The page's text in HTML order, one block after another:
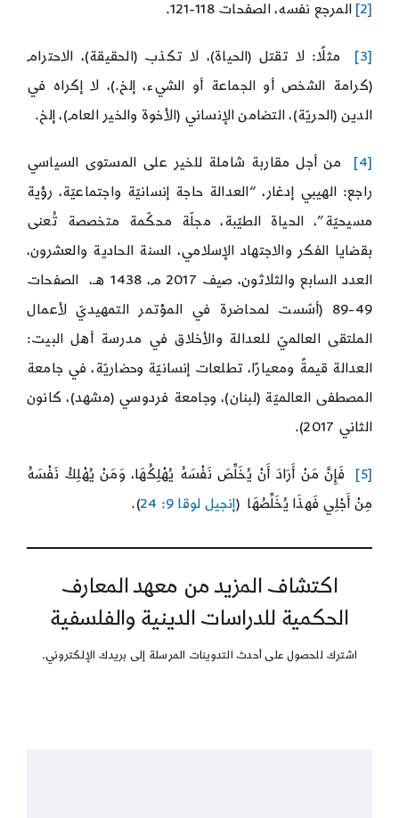
[2] المرجع نفسه، الصفحات 118-121.
[3]
مثلًا: لا تقتل (الحياة)، لا تكذب (الحقيقة)، الاحترام
(كرامة الشخص أو الجماعة أو الشيء، إلخ.)، لا إكراه في
الدين (الحريّة)، التضامن الإنساني (الأخوة والخير العام)، إلخ.
[4]
من أجل مقاربة شاملة للخير على المستوى السياسي
راجع: الهيبي إدغار، “العدالة حاجة إنسانيّة واجتماعيّة، رؤية
مسيحيّة”، الحياة الطيّبة، مجلّة محكّمة متخصصة تُعنى
بقضايا الفكر والاجتهاد الإسلامي، السنة الحادية والعشرون،
العدد السابع والثلاثون، صيف 2017 م، 1438 هـ، الصفحات
49-89 (أسّست لمحاضرة في المؤتمر التمهيديّ لأعمال
الملتقى العالميّ للعدالة والأخلاق في مدرسة أهل البيت:
العدالة قيمةً ومعيارًا، تطلعات إنسانيّة وحضاريّة، في جامعة
المصطفى العالميّة (لبنان)، وجامعة فردوسي (مشهد)، كانون
الثاني 2017).
[5]
فَإِنَّ مَنْ أَرَادَ أَنْ يُخَلِّصَ نَفْسَهُ يُهْلِكُهَا، وَمَنْ يُهْلِكُ نَفْسَهُ
مِنْ أَجْلِي فَهذَا يُخَلِّصُهَا (إنجيل لوقا 9: 24 ).
اكتشاف المزيد من معهد المعارف
الحكمية للدراسات الدينية والفلسفية
اشترك للحصول على أحدث التدوينات المرسلة إلى بريدك الإلكتروني.